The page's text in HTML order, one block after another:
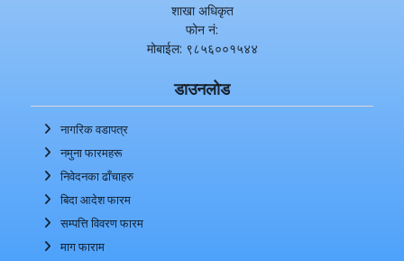
शाखा अधिकृत
फोन नं:
मोबाईल: ९८५६००१५४४
डाउनलोड
नागरिक वडापत्र
नमुना फारमहरू
निवेदनका ढाँचाहरु
बिदा आदेश फारम
सम्पत्ति विवरण फारम
माग फाराम